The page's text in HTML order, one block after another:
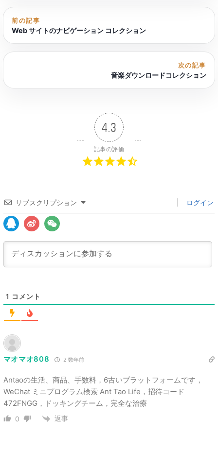
前の記事
Web サイトのナビゲーション コレクション
次の記事
音楽ダウンロードコレクション
4.3
記事の評価
サブスクリプション ログイン
1 コメント
マオマオ808 2 数年前
Antaoの生活、商品、手数料，6古いプラットフォームです，
WeChat ミニプログラム検索 Ant Tao Life，招待コード
472FNGG，ドッキングチーム，完全な治療
0 返事